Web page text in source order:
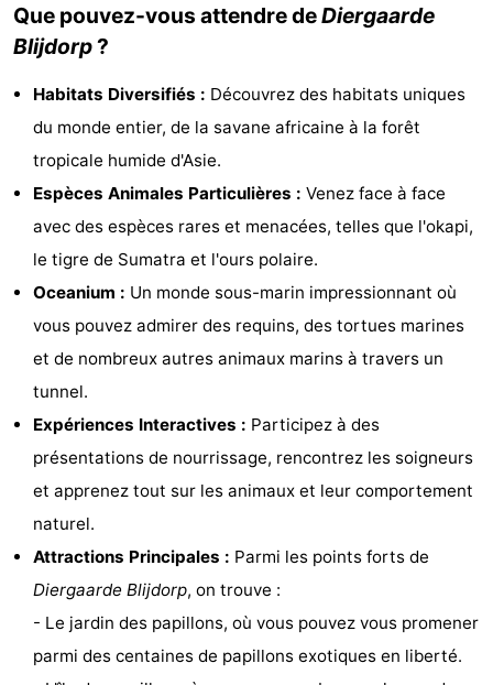
jeux
de
intérieures
de
être
Villages
villes
Sports
Piscines
Surfen
Peche
Sportive
Equitation
Boire
et
manger
Événements
Pratiques
Forum
Route
Stationnement
Adresses
Que pouvez-vous attendre deDiergaarde
Blijdorp?
Habitats Diversifiés : Découvrez des habitats uniques
du monde entier, de la savane africaine à la forêt
tropicale humide d'Asie.
Espèces Animales Particulières : Venez face à face
avec des espèces rares et menacées, telles que l'okapi,
le tigre de Sumatra et l'ours polaire.
Oceanium : Un monde sous-marin impressionnant où
vous pouvez admirer des requins, des tortues marines
et de nombreux autres animaux marins à travers un
tunnel.
Expériences Interactives : Participez à des
présentations de nourrissage, rencontrez les soigneurs
et apprenez tout sur les animaux et leur comportement
naturel.
Attractions Principales : Parmi les points forts de
Diergaarde Blijdorp, on trouve :
- Le jardin des papillons, où vous pouvez vous promener
parmi des centaines de papillons exotiques en liberté.